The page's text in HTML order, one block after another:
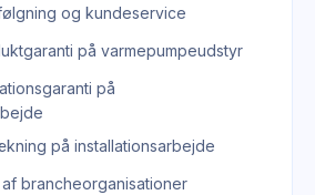
og kundeservice
på varmepumpeudstyr
på
på installationsarbejde
brancheorganisationer